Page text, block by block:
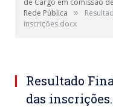
de Cargo em comissão
Rede Pública
»
inscrições.docx
Resultado
das